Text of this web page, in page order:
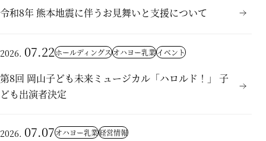
令和8年 熊本地震に伴うお見舞いと支援について
2026. 07.22ホールディングスオハヨー乳業イベント
第8回 岡山子ども未来ミュージカル「ハロルド！」 子
ども出演者決定
2026. 07.07オハヨー乳業経営情報